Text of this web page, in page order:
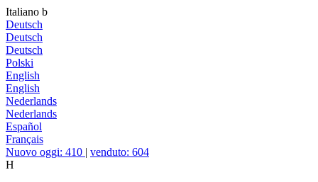
Italiano b
Deutsch
Deutsch
Deutsch
Polski
English
English
Nederlands
Nederlands
Español
Français
Nuovo oggi: 410 | venduto: 604
H